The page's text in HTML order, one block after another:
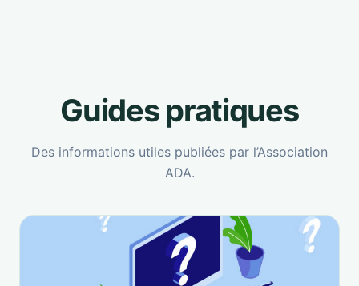
Guides pratiques
Des informations utiles publiées par l’Association
ADA.